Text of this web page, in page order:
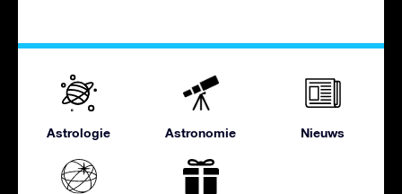
Astrologie Astronomie Nieuws